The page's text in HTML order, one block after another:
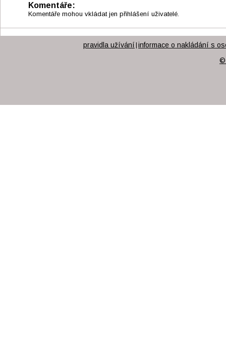
Komentáře:
Komentáře mohou vkládat jen přihlášení uživatelé.
pravidla užívání | informace o nakládání s
©